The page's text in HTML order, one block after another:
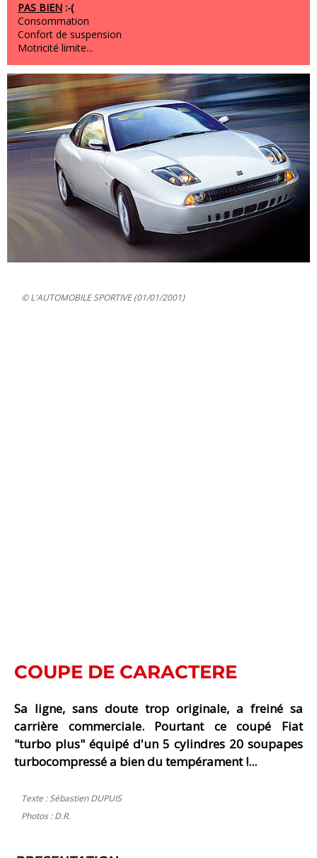
PAS BIEN :-(
Consommation
Confort de suspension
Motricité limite...
© L'AUTOMOBILE SPORTIVE (01/01/2001)
COUPE DE CARACTERE
Sa ligne, sans doute trop originale, a freiné sa
carrière commerciale. Pourtant ce coupé Fiat
"turbo plus" équipé d'un 5 cylindres 20 soupapes
turbocompressé a bien du tempérament !...
Texte : Sébastien DUPUIS
Photos : D.R.